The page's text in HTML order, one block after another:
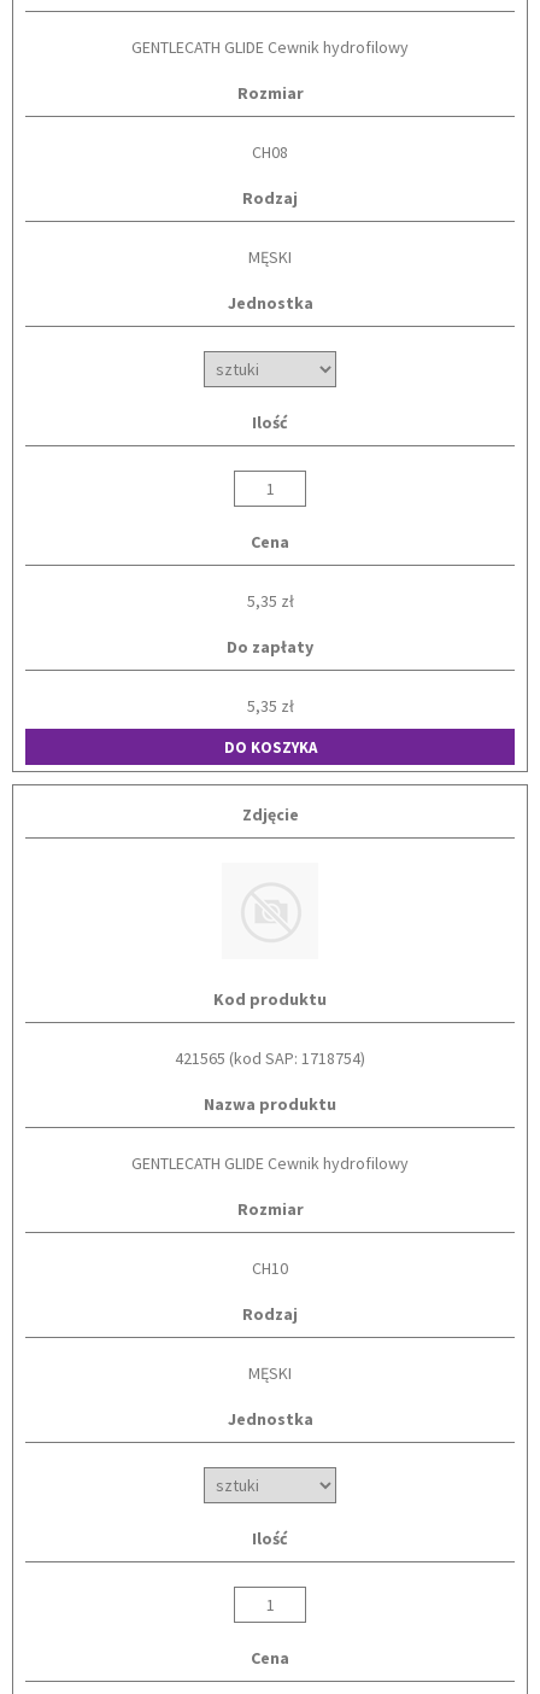
GENTLECATH GLIDE Cewnik hydrofilowy
Rozmiar
CH08
Rodzaj
MĘSKI
Jednostka
Ilość
Cena
5,35 zł
Do zapłaty
5,35 zł
DO KOSZYKA
Zdjęcie
Kod produktu
421565 (kod SAP: 1718754)
Nazwa produktu
GENTLECATH GLIDE Cewnik hydrofilowy
Rozmiar
CH10
Rodzaj
MĘSKI
Jednostka
Ilość
Cena